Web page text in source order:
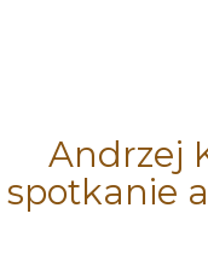
Andrzej
spotkanie